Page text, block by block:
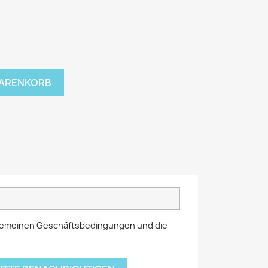
Geschäftsbedingungen und die